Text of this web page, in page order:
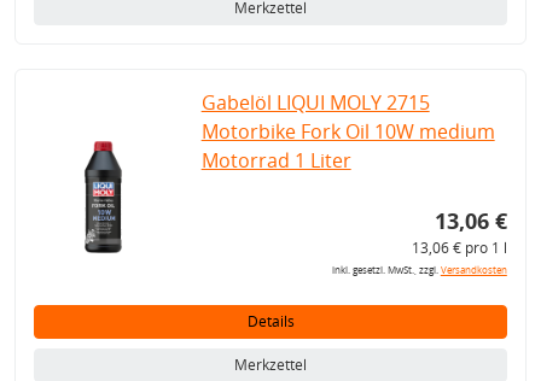
Merkzettel
Gabelöl LIQUI MOLY 2715
Motorbike Fork Oil 10W medium
Motorrad 1 Liter
13,06 €
13,06 € pro 1 l
inkl. gesetzl. MwSt., zzgl.Versandkosten
Details
Merkzettel